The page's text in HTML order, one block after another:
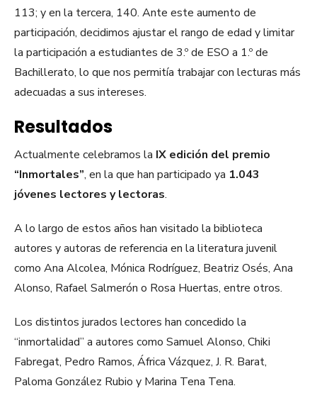
113; y en la tercera, 140. Ante este aumento de
participación, decidimos ajustar el rango de edad y limitar
la participación a estudiantes de 3.º de ESO a 1.º de
Bachillerato, lo que nos permitía trabajar con lecturas más
adecuadas a sus intereses.
Resultados
Actualmente celebramos la IX edición del premio
“Inmortales”, en la que han participado ya 1.043
jóvenes lectores y lectoras.
A lo largo de estos años han visitado la biblioteca
autores y autoras de referencia en la literatura juvenil
como Ana Alcolea, Mónica Rodríguez, Beatriz Osés, Ana
Alonso, Rafael Salmerón o Rosa Huertas, entre otros.
Los distintos jurados lectores han concedido la
“inmortalidad” a autores como Samuel Alonso, Chiki
Fabregat, Pedro Ramos, África Vázquez, J. R. Barat,
Paloma González Rubio y Marina Tena Tena.